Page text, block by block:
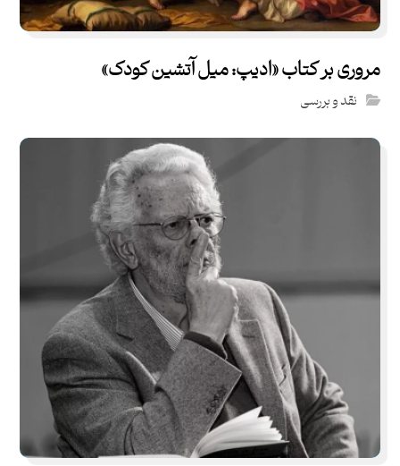
مروری بر کتاب «ادیپ: میل آتشین کودک»
نقد و بررسی